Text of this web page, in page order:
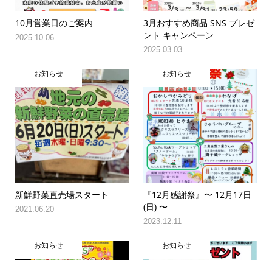
10月営業日のご案内
2025.10.06
3月おすすめ商品 SNS プレゼ
ント キャンペーン
2025.03.03
お知らせ
新鮮野菜直売場スタート
2021.06.20
お知らせ
『12月感謝祭』〜 12月17日
(日) 〜
2023.12.11
お知らせ お知らせ